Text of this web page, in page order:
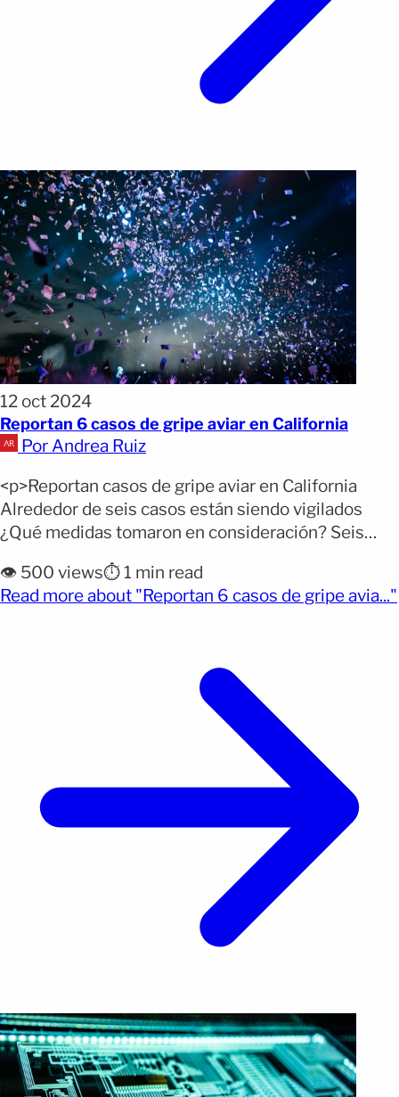
12 oct 2024
Reportan 6 casos de gripe aviar en California
Por Andrea Ruiz
<p>Reportan casos de gripe aviar en California
Alrededor de seis casos están siendo vigilados
¿Qué medidas tomaron en consideración? Seis
medio de un preocupante brote que afecta
principalmente a la industria láctea del estado,
👁️ 500 views⏱️ 1 min read
Read more about "Reportan 6 casos de gripe avia..."